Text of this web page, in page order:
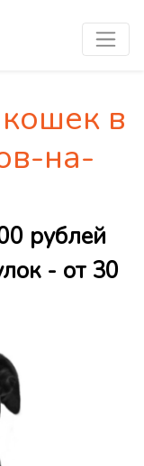
в
на-
рублей
- от 30